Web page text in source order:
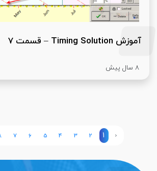
آموزش Timing Solution – قسمت 7
8 سال پیش
‹
1
2
3
4
5
6
7